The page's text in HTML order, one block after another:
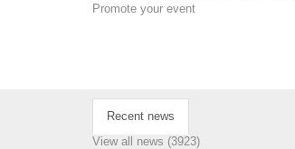
Promote your event
Recent news
View all news (3923)